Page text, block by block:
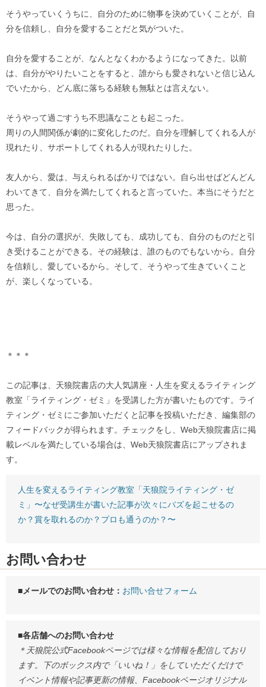
そうやっていくうちに、自分のために物事を決めていくことが、自
分を信頼し、自分を愛することだと気がついた。
自分を愛することが、なんとなくわかるようになってきた。以前
は、自分がやりたいことをすると、誰からも愛されないと信じ込ん
でいたから、どん底に落ちる経験も無駄とは言えない。
そうやって過ごすうち不思議なことも起こった。
周りの人間関係が劇的に変化したのだ。自分を理解してくれる人が
現れたり、サポートしてくれる人が現れたりした。
友人から、愛は、与えられるばかりではない。自ら出せばどんどん
わいてきて、自分を満たしてくれると言っていた。本当にそうだと
思った。
今は、自分の選択が、失敗しても、成功しても、自分のものだと引
き受けることができる。その経験は、誰のものでもないから。自分
を信頼し、愛しているから。そして、そうやって生きていくこと
が、楽しくなっている。
＊＊＊
この記事は、天狼院書店の大人気講座・人生を変えるライティング
教室「ライティング・ゼミ」を受講した方が書いたものです。ライ
ティング・ゼミにご参加いただくと記事を投稿いただき、編集部の
フィードバックが得られます。チェックをし、Web天狼院書店に掲
載レベルを満たしている場合は、Web天狼院書店にアップされま
す。
人生を変えるライティング教室「天狼院ライティング・ゼ
ミ」〜なぜ受講生が書いた記事が次々にバズを起こせるの
か？賞を取れるのか？プロも通うのか？〜
お問い合わせ
■メールでのお問い合わせ： お問い合せフォーム
■各店舗へのお問い合わせ
＊天狼院公式Facebookページでは様々な情報を配信しており
ます。下のボックス内で「いいね！」をしていただくだけで
イベント情報や記事更新の情報、Facebookページオリジナル